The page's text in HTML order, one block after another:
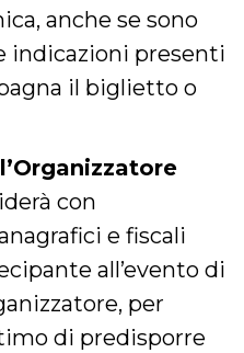
anche se sono
indicazioni presenti
il biglietto o
con
e fiscali
all’evento di
per
di predisporre